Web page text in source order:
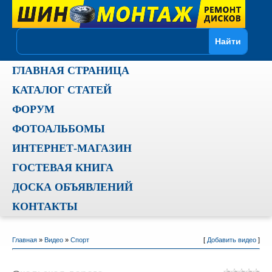
ГЛАВНАЯ СТРАНИЦА
КАТАЛОГ СТАТЕЙ
ФОРУМ
ФОТОАЛЬБОМЫ
ИНТЕРНЕТ-МАГАЗИН
ГОСТЕВАЯ КНИГА
ДОСКА ОБЪЯВЛЕНИЙ
КОНТАКТЫ
Главная» Видео» Спорт [ Добавить видео]